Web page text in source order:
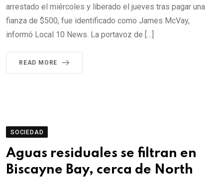
arrestado el miércoles y liberado el jueves tras pagar una
fianza de $500, fue identificado como James McVay,
informó Local 10 News. La portavoz de […]
READ MORE
SOCIEDAD
Aguas residuales se filtran en
Biscayne Bay, cerca de North